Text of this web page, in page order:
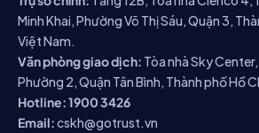
Minh Khai, Phường Võ Thị Sáu, Quận 3,
Việt Nam.
Văn phòng giao dịch: Tòa nhà Sky
Phường 2, Quận Tân Bình, Thành phố Hồ
Hotline:1900 3426
Email:cskh@gotrust.vn